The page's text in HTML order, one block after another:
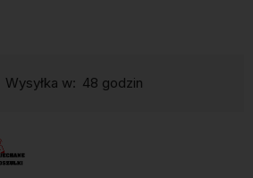
Wysyłka w: 48 godzin